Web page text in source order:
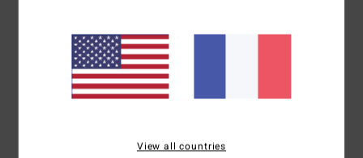
/5 Rapport qualité / prix Taille: Taille parfaiteMatière
Je recommande ce produit
5
View all countries